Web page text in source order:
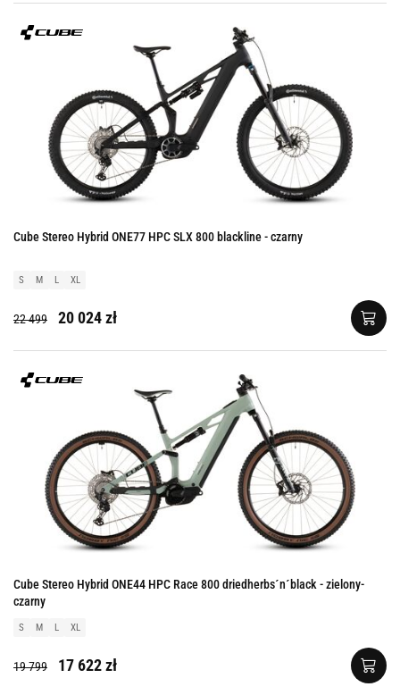
Cube Stereo Hybrid ONE77 HPC SLX 800 blackline - czarny
S M L XL
22 499 20 024 zł
Cube Stereo Hybrid ONE44 HPC Race 800 driedherbs´n´black - zielony-
czarny
S M L XL
19 799 17 622 zł